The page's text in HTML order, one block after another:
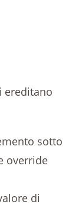
ereditano
sotto
override
di